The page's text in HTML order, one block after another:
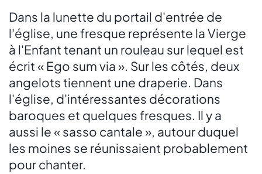
Dans la lunette du portail d'entrée de
l'église, une fresque représente la Vierge
à l'Enfant tenant un rouleau sur lequel est
écrit « Ego sum via ». Sur les côtés, deux
angelots tiennent une draperie. Dans
l'église, d'intéressantes décorations
baroques et quelques fresques. Il y a
aussi le « sasso cantale », autour duquel
les moines se réunissaient probablement
pour chanter.